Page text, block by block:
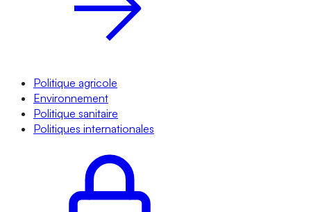
Politique agricole
Environnement
Politique sanitaire
Politiques internationales